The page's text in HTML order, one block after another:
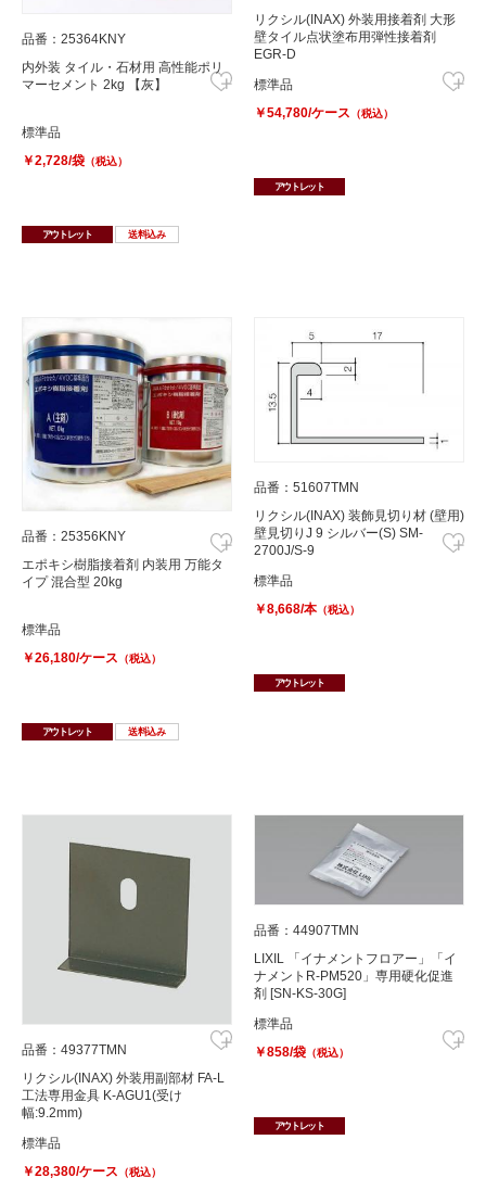
品番：25364KNY
内外装 タイル・石材用 高性能ポリ
マーセメント 2kg 【灰】
標準品
￥2,728/袋 （税込）
アウトレット 送料込み
リクシル(INAX) 外装用接着剤 大形
壁タイル点状塗布用弾性接着剤
EGR-D
標準品
￥54,780/ケース （税込）
アウトレット
品番：25356KNY
エポキシ樹脂接着剤 内装用 万能タ
イプ 混合型 20kg
標準品
￥26,180/ケース （税込）
アウトレット 送料込み
品番：51607TMN
リクシル(INAX) 装飾見切り材 (壁用)
壁見切りJ 9 シルバー(S) SM-
2700J/S-9
標準品
￥8,668/本 （税込）
アウトレット
品番：49377TMN
リクシル(INAX) 外装用副部材 FA-L
工法専用金具 K-AGU1(受け
幅:9.2mm)
標準品
￥28,380/ケース （税込）
品番：44907TMN
LIXIL 「イナメントフロアー」「イ
ナメントR-PM520」専用硬化促進
剤 [SN-KS-30G]
標準品
￥858/袋 （税込）
アウトレット